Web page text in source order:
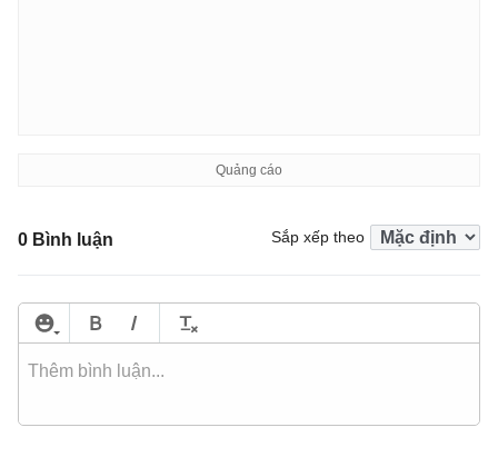
0 Bình luận Sắp xếp theo